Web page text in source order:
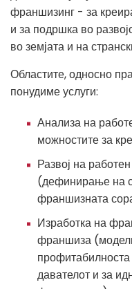
франшизинг - за
и за подршка во
во земјата и на
Областите, односно
понудиме услуги:
Анализа на
можностите за
Развој на
(дефинирање на
франшизната
Изработка на
франшиза
давателот и за